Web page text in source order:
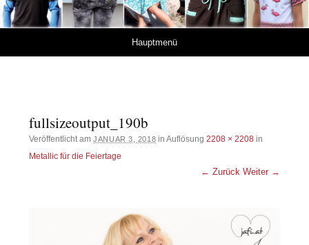
Hauptmenü
fullsizeoutput_190b
Veröffentlicht amJANUAR 3, 2018 in Auflösung2208 × 2208 in
Metallic für die Feiertage
← Zurück Weiter →